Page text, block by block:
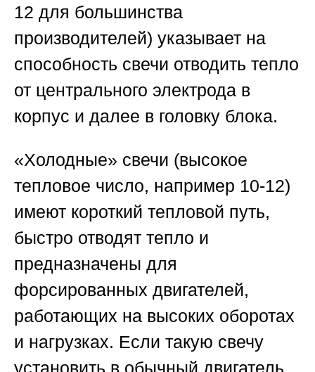
12 для большинства
производителей) указывает на
способность свечи отводить тепло
от центрального электрода в
корпус и далее в головку блока.
«Холодные» свечи (высокое
тепловое число, например 10-12)
имеют короткий тепловой путь,
быстро отводят тепло и
предназначены для
форсированных двигателей,
работающих на высоких оборотах
и нагрузках. Если такую свечу
установить в обычный двигатель,